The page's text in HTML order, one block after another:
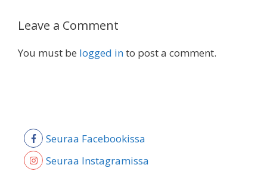
Leave a Comment
You must be logged into post a comment.
Seuraa Facebookissa
Seuraa Instagramissa